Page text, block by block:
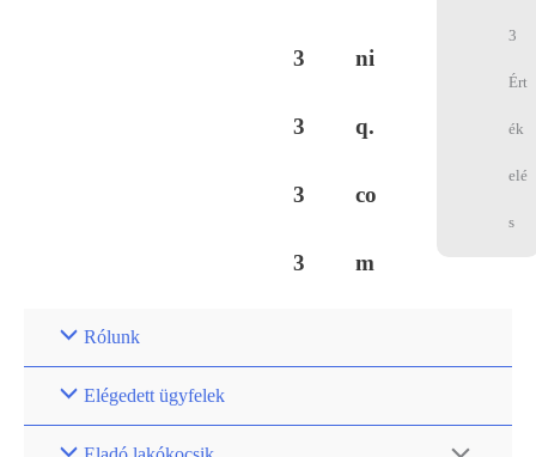
3
3
3
3
ni
q.
co
m
3
Ért
ék
elé
s
Rólunk
Elégedett ügyfelek